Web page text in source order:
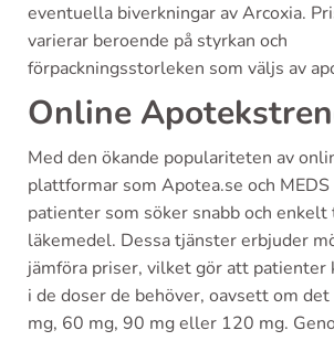
eventuella biverkningar av Arcoxia.
varierar beroende på styrkan och
förpackningsstorleken som väljs av
Online
Med den ökande populariteten av
plattformar som Apotea.se och
patienter som söker snabb och
läkemedel. Dessa tjänster erbjuder
jämföra priser, vilket gör att patienter
i de doser de behöver, oavsett om
mg, 60 mg, 90 mg eller 120 mg.